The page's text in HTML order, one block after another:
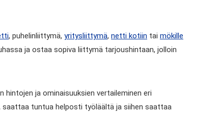
, puhelinliittymä, yritysliittymä, netti kotiin tai mökille
ja ostaa sopiva liittymä tarjoushintaan, jolloin
ja ominaisuuksien vertaileminen eri
saattaa tuntua helposti työläältä ja siihen saattaa